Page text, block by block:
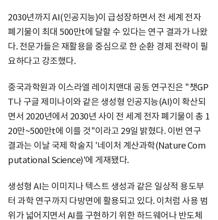
2030년까지 AI(인공지능)이 급성장하면서 전 세계 전자
폐기물이 최대 500만t에 달할 수 있다는 연구 결과가 나왔
다. 전문가들은 재활용을 중심으로 한 순환 경제 전략이 필
요하다고 강조했다.
중국과학원과 이스라엘 레이치맨대 공동 연구진은 "챗GP
T나 구글 제미나이와 같은 생성형 인공지능(AI)이 확산되
면서 2020년에서 2030년 사이 전 세계 전자 폐기물이 총 1
20만~500만t에 이를 것"이라고 29일 밝혔다. 이번 연구
결과는 이날 국제 학술지 '네이처 계산과학(Nature Com
putational Science)'에 게재됐다.
생성형 AI는 이미지나 텍스트 생성과 같은 일상적 용도부
터 과학 연구까지 다방면에 활용되고 있다. 이처럼 사용 범
위가 넓어지면서 AI를 구현하기 위한 하드웨어나 반도체